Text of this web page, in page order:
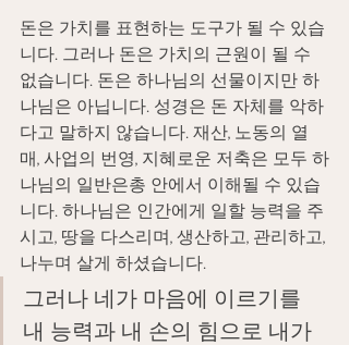
돈은 가치를 표현하는 도구가 될 수 있습
니다. 그러나 돈은 가치의 근원이 될 수
없습니다. 돈은 하나님의 선물이지만 하
나님은 아닙니다. 성경은 돈 자체를 악하
다고 말하지 않습니다. 재산, 노동의 열
매, 사업의 번영, 지혜로운 저축은 모두 하
나님의 일반은총 안에서 이해될 수 있습
니다. 하나님은 인간에게 일할 능력을 주
시고, 땅을 다스리며, 생산하고, 관리하고,
나누며 살게 하셨습니다.
그러나 네가 마음에 이르기를
내 능력과 내 손의 힘으로 내가